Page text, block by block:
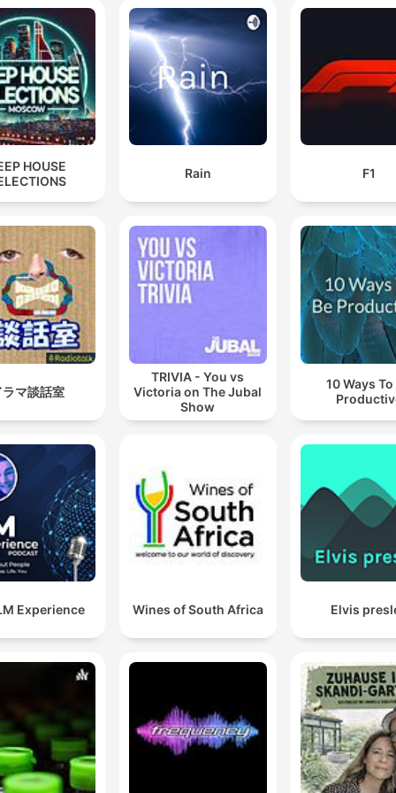
HOUSE
Rain F1
マ談話室
TRIVIA - You vs
Victoria on The Jubal
Show
10 Ways To
Experience Wines of South Africa Elvis